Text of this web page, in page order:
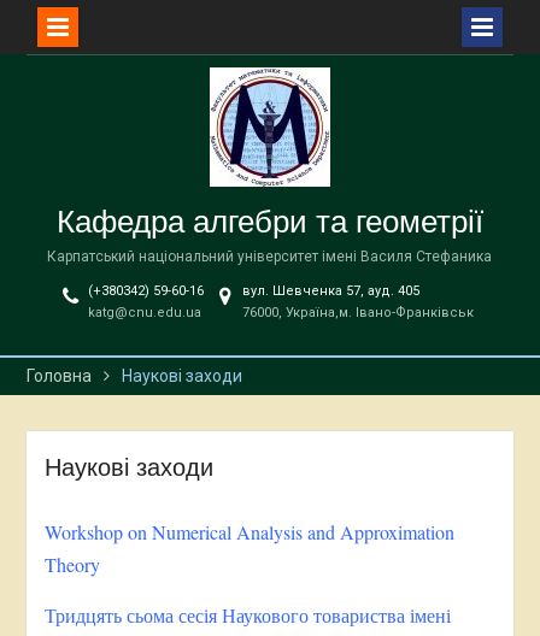
Кафедра алгебри та геометрії
Карпатський національний університет імені Василя Стефаника
(+380342) 59-60-16
katg@cnu.edu.ua
вул. Шевченка 57, ауд. 405
76000, Україна,м. Івано-Франківськ
Головна Наукові заходи
Наукові заходи
Workshop on Numerical Analysis and Approximation
Theory
Тридцять сьома сесія Наукового товариства імені